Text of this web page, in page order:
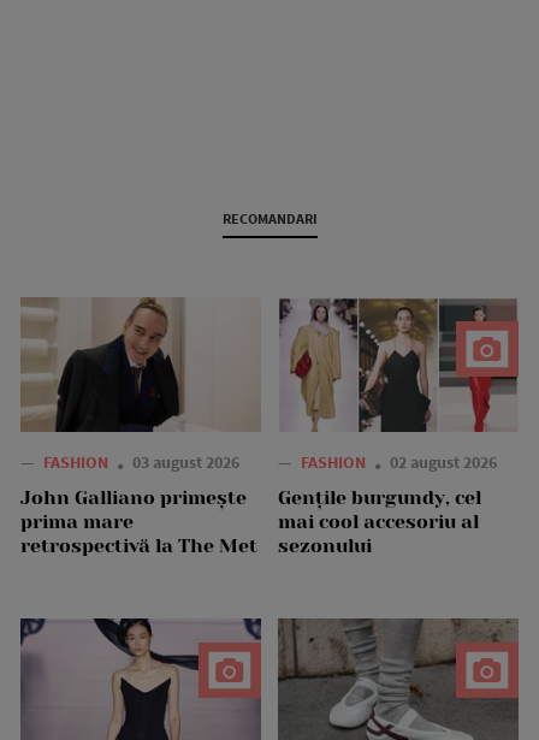
RECOMANDARI
— FASHION 03 august 2026
John Galliano primește
prima mare
retrospectivă la The Met
— FASHION 02 august 2026
Gențile burgundy, cel
mai cool accesoriu al
sezonului